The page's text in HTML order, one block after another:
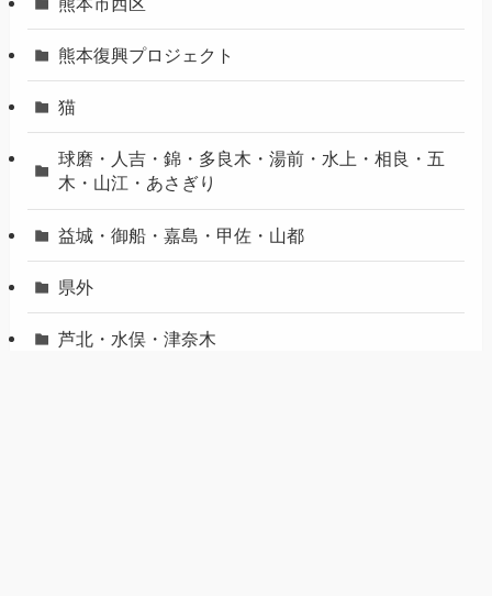
熊本復興プロジェクト
猫
球磨・人吉・錦・多良木・湯前・水上・相良・五
木・山江・あさぎり
益城・御船・嘉島・甲佐・山都
県外
芦北・水俣・津奈木